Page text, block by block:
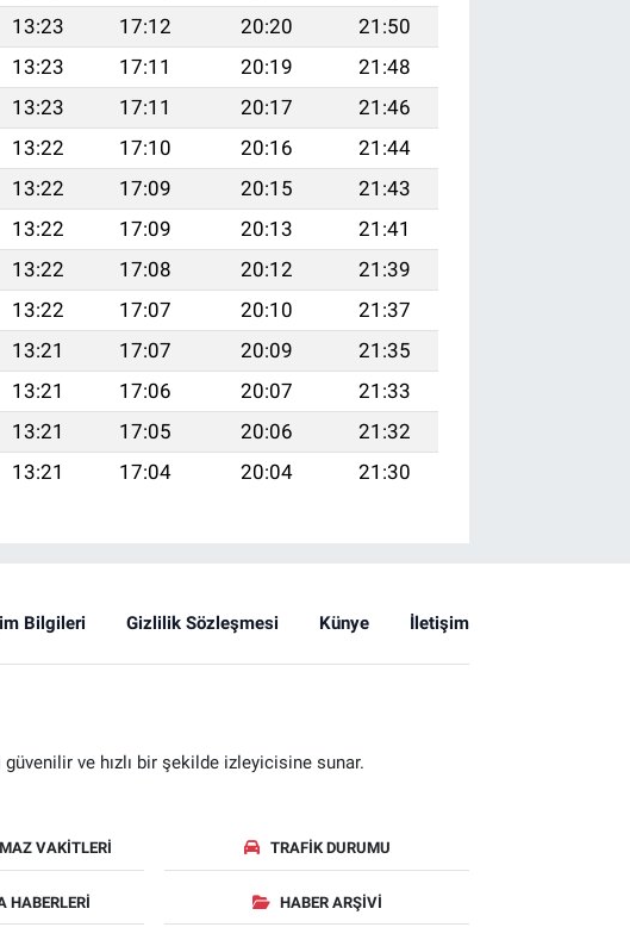
13:23 17:12 20:20
21:50
13:23 17:11 20:19
21:48
13:23 17:11 20:17
21:46
13:22 17:10 20:16
21:44
13:22 17:09 20:15
21:43
13:22 17:09 20:13
21:41
13:22 17:08 20:12
21:39
13:22 17:07 20:10
21:37
13:21 17:07 20:09
21:35
13:21 17:06 20:07
21:33
13:21 17:05 20:06
21:32
13:21 17:04 20:04 21:30
Bilgileri Gizlilik Sözleşmesi Künye İletişim
ve hızlı bir şekilde izleyicisine sunar.
VAKITLERI TRAFIK DURUMU
HABERLERI HABER ARŞIVI